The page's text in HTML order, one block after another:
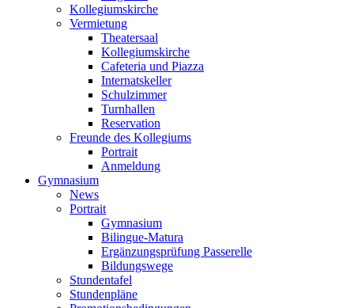
Kollegiumskirche
Vermietung
Theatersaal
Kollegiumskirche
Cafeteria und Piazza
Internatskeller
Schulzimmer
Turnhallen
Reservation
Freunde des Kollegiums
Portrait
Anmeldung
Gymnasium
News
Portrait
Gymnasium
Bilingue-Matura
Ergänzungsprüfung Passerelle
Bildungswege
Stundentafel
Stundenpläne